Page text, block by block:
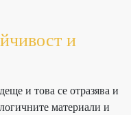
и
и това се отразява и
материали и